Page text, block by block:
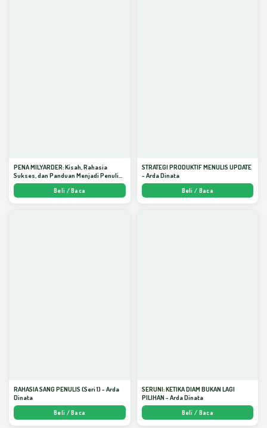
PENA MILYARDER: Kisah, Rahasia
Sukses, dan Panduan Menjadi Penulis 1
Milyar di KBM App dari Nol - Arda Dinata
Beli / Baca
STRATEGI PRODUKTIF MENULIS UPDATE
- Arda Dinata
Beli / Baca
RAHASIA SANG PENULIS (Seri 1) - Arda
Dinata
Beli / Baca
SERUNI: KETIKA DIAM BUKAN LAGI
PILIHAN - Arda Dinata
Beli / Baca